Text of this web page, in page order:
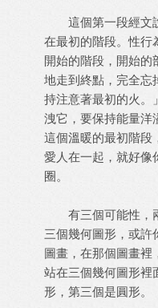
這個第一段經文說
在最初的階段。性行
開始的階段，開始的
地走到終點，完全忘
持注意著最初的火。
洩它，要保持能量洋
這個溫暖的最初階段
愛人在一起，就好像
圈。
有三個可能性，兩
三個幾何圖形，或許
圖畫，在那個圖畫裡
站在三個幾何圖形裡
形，第三個是圓形。